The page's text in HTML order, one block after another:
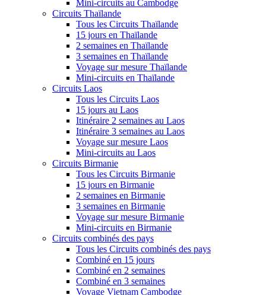
Mini-circuits au Cambodge
Circuits Thaïlande
Tous les Circuits Thaïlande
15 jours en Thaïlande
2 semaines en Thaïlande
3 semaines en Thaïlande
Voyage sur mesure Thaïlande
Mini-circuits en Thaïlande
Circuits Laos
Tous les Circuits Laos
15 jours au Laos
Itinéraire 2 semaines au Laos
Itinéraire 3 semaines au Laos
Voyage sur mesure Laos
Mini-circuits au Laos
Circuits Birmanie
Tous les Circuits Birmanie
15 jours en Birmanie
2 semaines en Birmanie
3 semaines en Birmanie
Voyage sur mesure Birmanie
Mini-circuits en Birmanie
Circuits combinés des pays
Tous les Circuits combinés des pays
Combiné en 15 jours
Combiné en 2 semaines
Combiné en 3 semaines
Voyage Vietnam Cambodge